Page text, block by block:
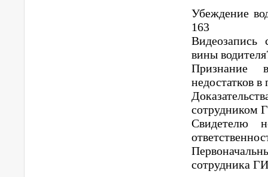
Убеждение
163
Видеозапись
вины
Признание
недостатков
Свидетелю
сотрудника